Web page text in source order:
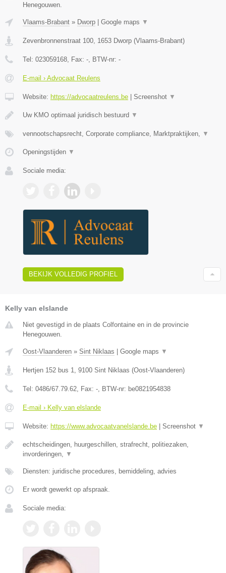
Henegouwen.
Vlaams-Brabant » Dworp Google maps ▼
Zevenbronnenstraat 100 1653 Dworp (Vlaams-Brabant)
Tel: 023059168 , Fax: - , BTW-nr: -
E-mail › Advocaat Reulens
Website: https://advocaatreulens.be Screenshot ▼
Uw KMO optimaal juridisch bestuurd ▼
vennootschapsrecht, Corporate compliance, Marktpraktijken, ▼
Openingstijden ▼
Sociale media:
BEKIJK VOLLEDIG PROFIEL
Kelly van elslande
Niet gevestigd in de plaats Colfontaine en in de provincie
Henegouwen.
Oost-Vlaanderen » Sint Niklaas Google maps ▼
Hertjen 152 bus 1, 9100 Sint Niklaas (Oost-Vlaanderen)
Tel: 0486/67.79.62, Fax: -, BTW-nr: be0821954838
E-mail › Kelly van elslande
Website: https://www.advocaatvanelslande.be Screenshot ▼
echtscheidingen, huurgeschillen, strafrecht, politiezaken,
invorderingen, ▼
Diensten: juridische procedures, bemiddeling, advies
Er wordt gewerkt op afspraak.
Sociale media: